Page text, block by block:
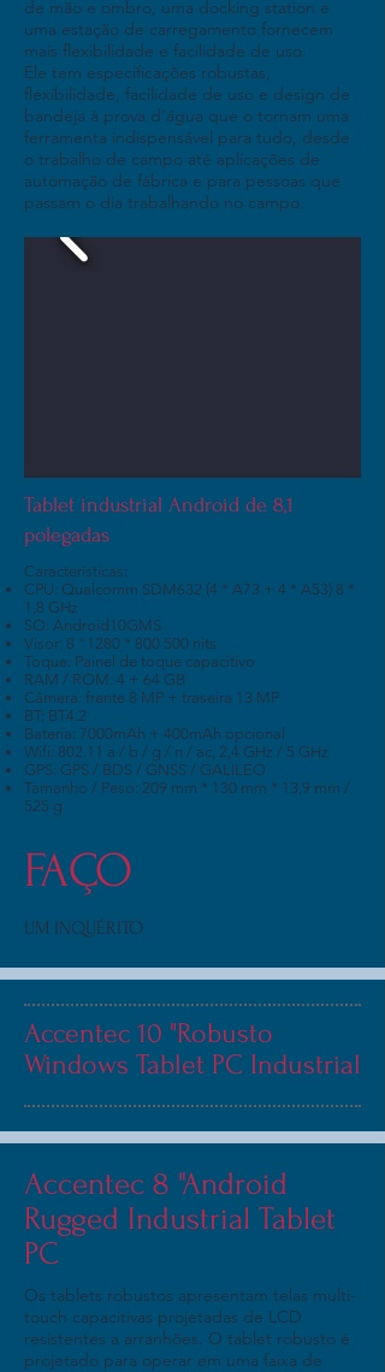
de mão e ombro, uma docking station e
uma estação de carregamento fornecem
mais flexibilidade e facilidade de uso.
Ele tem especificações robustas,
flexibilidade, facilidade de uso e design de
bandeja à prova d'água que o tornam uma
ferramenta indispensável para tudo, desde
o trabalho de campo até aplicações de
automação de fábrica e para pessoas que
passam o dia trabalhando no campo.
Tablet industrial Android de 8,1
polegadas
Características:
CPU: Qualcomm SDM632 (4 * A73 + 4 * A53) 8 *
1,8 GHz
SO: Android10GMS
Visor: 8 "1280 * 800 500 nits
Toque: Painel de toque capacitivo
RAM / ROM: 4 + 64 GB
Câmera: frente 8 MP + traseira 13 MP
BT: BT4.2
Bateria: 7000mAh + 400mAh opcional
Wifi: 802.11 a / b / g / n / ac, 2,4 GHz / 5 GHz
GPS: GPS / BDS / GNSS / GALILEO
Tamanho / Peso: 209 mm * 130 mm * 13,9 mm /
525 g
FAÇO
UM INQUÉRITO
Accentec 10 "Robusto
Windows Tablet PC Industrial
Accentec 8 "Android
Rugged Industrial Tablet
PC
Os tablets robustos apresentam telas multi-
touch capacitivas projetadas de LCD
resistentes a arranhões. O tablet robusto é
projetado para operar em uma faixa de